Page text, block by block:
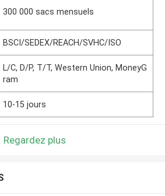
300 000 sacs mensuels
BSCI/SEDEX/REACH/SVHC/ISO
L/C, D/P, T/T, Western Union, MoneyG
ram
10-15 jours
Regardez plus